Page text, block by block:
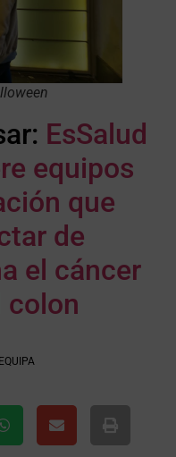
EsSalud
equipos
que
de
el cáncer
colon